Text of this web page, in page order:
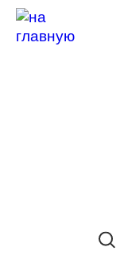
Оправа
в наличии
товара в
необходимо